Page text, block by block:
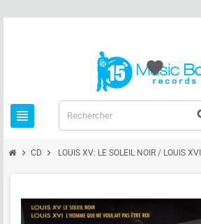
view_headline
favorite
chevron_right CD chevron_right LOUIS XV: LE SOLEIL NOIR / LOUIS